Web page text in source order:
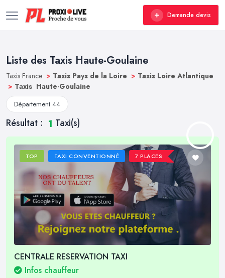
Demande devis
Liste des Taxis Haute-Goulaine
Taxis France > Taxis Pays de la Loire > Taxis Loire Atlantique
> Taxis Haute-Goulaine
Département 44
Résultat : 1 Taxi(s)
TOP TAXI CONVENTIONNÉ 7 PLACES
CENTRALE RESERVATION TAXI
Infos chauffeur